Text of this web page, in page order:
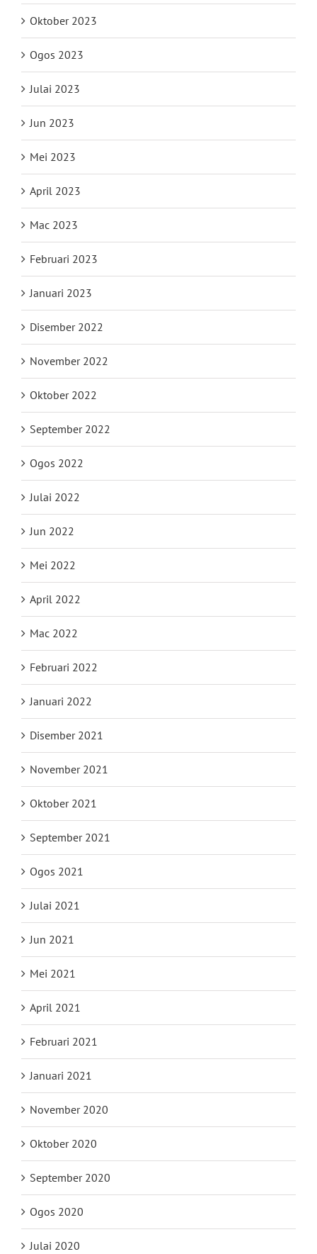
Oktober 2023
Ogos 2023
Julai 2023
Jun 2023
Mei 2023
April 2023
Mac 2023
Februari 2023
Januari 2023
Disember 2022
November 2022
Oktober 2022
September 2022
Ogos 2022
Julai 2022
Jun 2022
Mei 2022
April 2022
Mac 2022
Februari 2022
Januari 2022
Disember 2021
November 2021
Oktober 2021
September 2021
Ogos 2021
Julai 2021
Jun 2021
Mei 2021
April 2021
Februari 2021
Januari 2021
November 2020
Oktober 2020
September 2020
Ogos 2020
Julai 2020